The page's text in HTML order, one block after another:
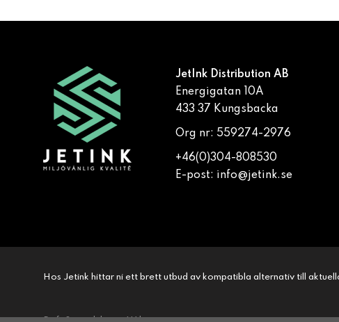
JetInk Distribution AB
Energigatan 10A
433 37 Kungsbacka
Org nr: 559274-2976
+46(0)304-808530
E-post: info@jetink.se
Hos Jetink hittar ni ett brett utbud av kompatibla alternativ till